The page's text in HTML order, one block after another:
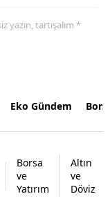
yazın, tartışalım *
Eko Gündem
Borsa
ve
Yatırım
Altın
ve
Döviz